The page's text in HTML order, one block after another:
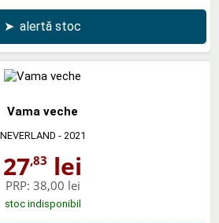
➤ alertă stoc
Vama veche
NEVERLAND - 2021
27,83 lei
PRP: 38,00 lei
stoc indisponibil